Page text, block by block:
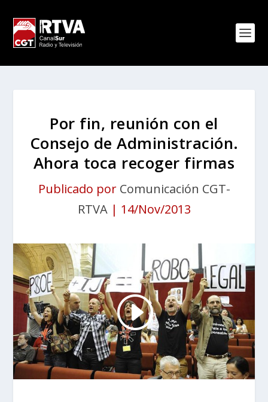
Por fin, reunión con el
Consejo de Administración.
Ahora toca recoger firmas
Publicado por Comunicación CGT-
RTVA| 14/Nov/2013